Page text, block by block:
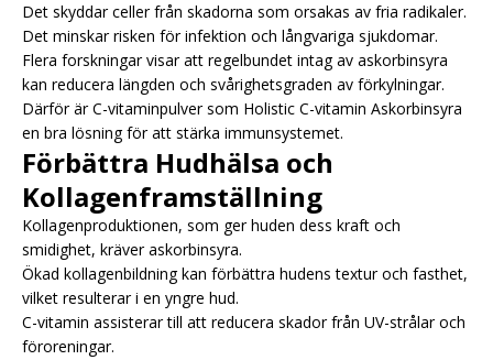
Det skyddar celler från skadorna som orsakas av fria radikaler.
Det minskar risken för infektion och långvariga sjukdomar.
Flera forskningar visar att regelbundet intag av askorbinsyra
kan reducera längden och svårighetsgraden av förkylningar.
Därför är C-vitaminpulver som Holistic C-vitamin Askorbinsyra
en bra lösning för att stärka immunsystemet.
Förbättra Hudhälsa och
Kollagenframställning
Kollagenproduktionen, som ger huden dess kraft och
smidighet, kräver askorbinsyra.
Ökad kollagenbildning kan förbättra hudens textur och fasthet,
vilket resulterar i en yngre hud.
C-vitamin assisterar till att reducera skador från UV-strålar och
föroreningar.